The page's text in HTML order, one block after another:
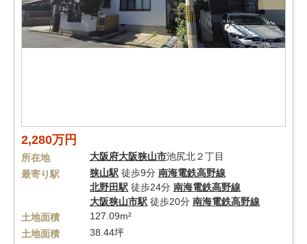
2,280万円
所在地 大阪府大阪狭山市池尻北２丁目
最寄り駅
狭山駅 徒歩9分 南海電鉄高野線
北野田駅 徒歩24分 南海電鉄高野線
大阪狭山市駅 徒歩20分 南海電鉄高野線
土地面積
127.09m²
土地面積
38.44坪